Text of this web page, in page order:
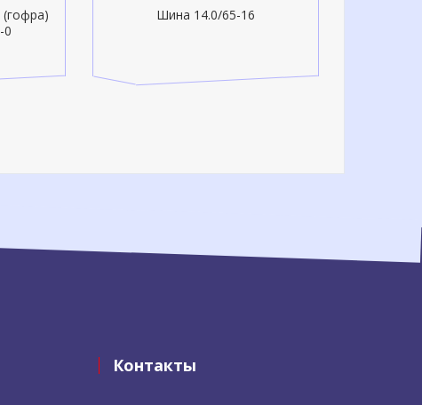
0
Шина 14.0/65-16
Контакты